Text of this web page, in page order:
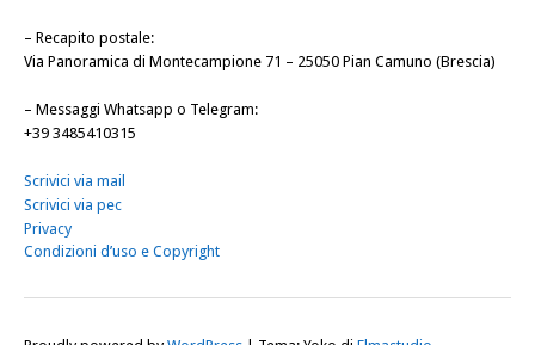
– Recapito postale:
Via Panoramica di Montecampione 71 – 25050 Pian Camuno (Brescia)
– Messaggi Whatsapp o Telegram:
+39 3485410315
Scrivici via mail
Scrivici via pec
Privacy
Condizioni d’uso e Copyright